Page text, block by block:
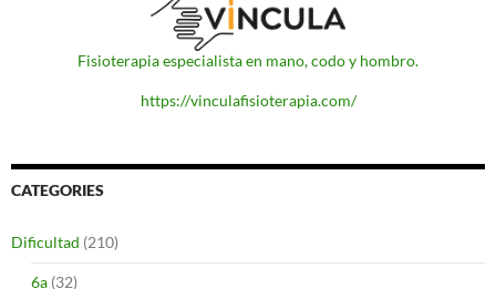
Fisioterapia especialista en mano, codo y hombro.
https://vinculafisioterapia.com/
CATEGORIES
Dificultad (210)
6a (32)